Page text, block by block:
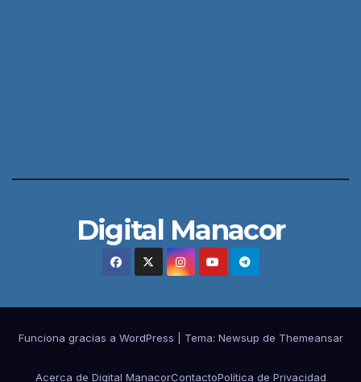
Digital Manacor
Funciona gracias a WordPress Tema: Newsup de Themeansar
Acerca de Digital ManacorContactoPolítica de Privacidad